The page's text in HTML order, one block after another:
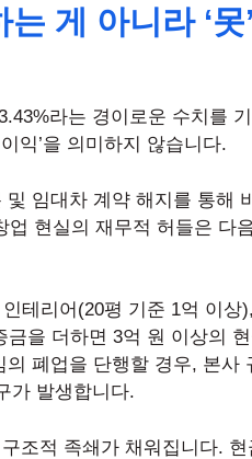
게 아니라 ‘못
라는 경이로운 수치를
익’을 의미하지 않습니다.
임대차 계약 해지를 통해
현실의 재무적 허들은 다
테리어(20평 기준 1억 이상
을 더하면 3억 원 이상의
폐업을 단행할 경우, 본사
가 발생합니다.
조적 족쇄가 채워집니다.